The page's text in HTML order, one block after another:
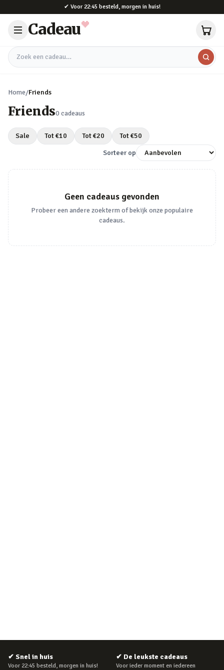
✔ Voor 22:45 besteld, morgen in huis!
Cadeau
Zoek een cadeau
Home/Friends
Friends0 cadeaus
Sale Tot €10 Tot €20 Tot €50
Sorteer op
Geen cadeaus gevonden
Probeer een andere zoekterm of bekijk onze populaire
cadeaus.
✔ Snel in huis
Voor 22:45 besteld, morgen in huis!
✔ De leukste cadeaus
Voor ieder moment en iedereen